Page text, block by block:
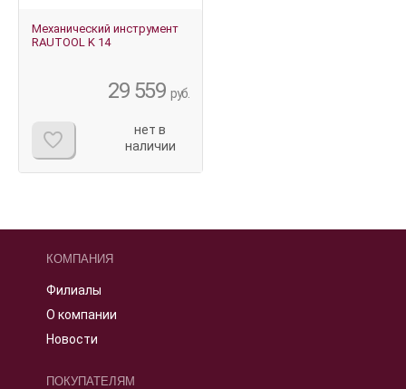
Механический инструмент
RAUTOOL K 14
29 559 руб.
нет в
наличии
КОМПАНИЯ
Филиалы
О компании
Новости
ПОКУПАТЕЛЯМ